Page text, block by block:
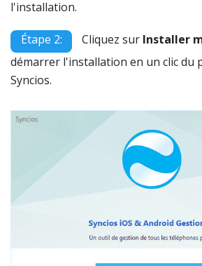
l'installation.
Étape 2: Cliquez sur Installer
démarrer l'installation en un clic du
Syncios.